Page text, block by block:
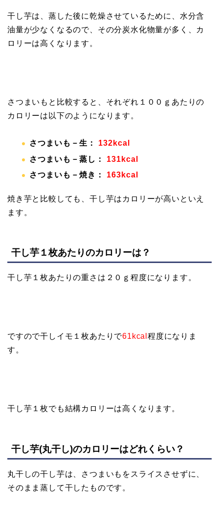
干し芋は、蒸した後に乾燥させているために、水分含
油量が少なくなるので、その分炭水化物量が多く、カ
ロリーは高くなります。
さつまいもと比較すると、それぞれ１００ｇあたりの
カロリーは以下のようになります。
さつまいも－生：
132kcal
さつまいも－蒸し：
131kcal
さつまいも－焼き：
163kcal
焼き芋と比較しても、干し芋はカロリーが高いといえ
ます。
干し芋１枚あたりのカロリーは？
干し芋１枚あたりの重さは２０ｇ程度になります。
ですので干しイモ１枚あたりで61kcal程度になりま
す。
干し芋１枚でも結構カロリーは高くなります。
干し芋(丸干し)のカロリーはどれくらい？
丸干しの干し芋は、さつまいもをスライスさせずに、
そのまま蒸して干したものです。